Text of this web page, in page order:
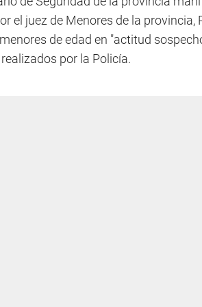
el juez de Menores de la provincia,
de edad en "actitud
por la Policía.